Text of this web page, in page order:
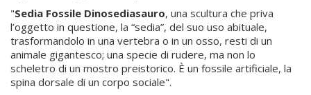
"Sedia Fossile Dinosediasauro, una scultura che priva
l’oggetto in questione, la “sedia”, del suo uso abituale,
trasformandolo in una vertebra o in un osso, resti di un
animale gigantesco; una specie di rudere, ma non lo
scheletro di un mostro preistorico. È un fossile artificiale, la
spina dorsale di un corpo sociale".